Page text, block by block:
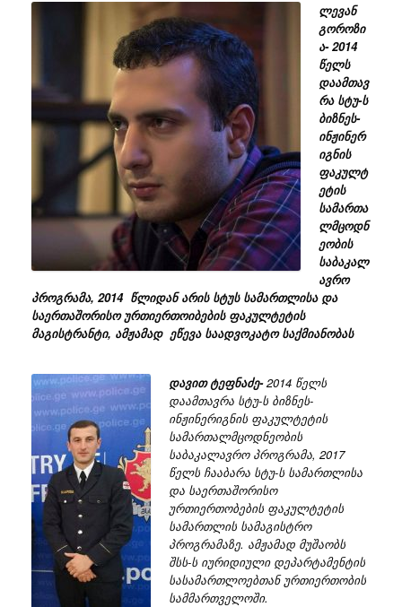
ლევან
გოროზი
ა- 2014
წელს
დაამთავ
რა სტუ-ს
ბიზნეს-
ინჟინერ
იგნის
ფაკულტ
ეტის
სამართა
ლმცოდნ
ეობის
საბაკალ
ავრო
პროგრამა, 2014 წლიდან არის სტუს სამართლისა და
საერთაშორისო ურთიერთოიბების ფაკულტეტის
მაგისტრანტი, ამჟამად ეწევა საადვოკატო საქმიანობას
დავითტეფნაძე-2014 წელს
დაამთავრა სტუ-ს ბიზნეს-
ინჟინერიგნის ფაკულტეტის
სამართალმცოდნეობის
საბაკალავრო პროგრამა, 2017
წელს ჩააბარა სტუ-ს სამართლისა
და საერთაშორისო
ურთიერთობების ფაკულტეტის
სამართლის სამაგისტრო
პროგრამაზე. ამჟამად მუშაობს
შსს-ს იურიდიული დეპარტამენტის
სასამართლოებთან ურთიერთობის
სამმართველოში.